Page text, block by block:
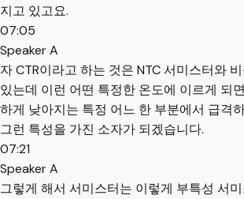
지고 있고요.
07:05
Speaker A
자 CTR이라고 하는 것은 NTC 서미스터와
있는데 이런 어떤 특정한 온도에 이르게 되
하게 낮아지는 특정 어느 한 부분에서 급격
그런 특성을 가진 소자가 되겠습니다.
07:21
Speaker A
그렇게 해서 서미스터는 이렇게 부특성 서